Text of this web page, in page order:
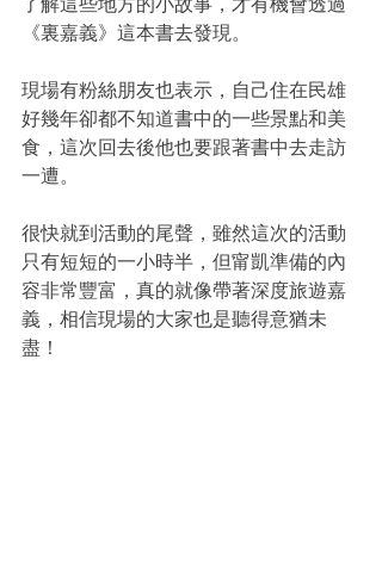
了解這些地方的小故事，才有機會透過
《裏嘉義》這本書去發現。
現場有粉絲朋友也表示，自己住在民雄
好幾年卻都不知道書中的一些景點和美
食，這次回去後他也要跟著書中去走訪
一遭。
很快就到活動的尾聲，雖然這次的活動
只有短短的一小時半，但甯凱準備的內
容非常豐富，真的就像帶著深度旅遊嘉
義，相信現場的大家也是聽得意猶未
盡！